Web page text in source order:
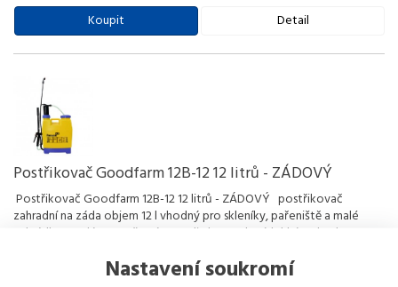
Nastavení soukromí
Koupit
Detail
Postřikovač Goodfarm 12B-12 12 litrů - ZÁDOVÝ
Postřikovač Goodfarm 12B-12 12 litrů - ZÁDOVÝ postřikovač
zahradní na záda objem 12 l vhodný pro skleníky, pařeniště a malé
zahrádky s malým množstvým rostlin kompaktní, lehký a vhodn